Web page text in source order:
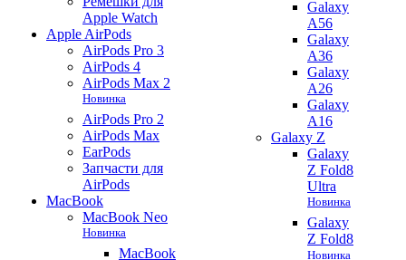
Apple Watch
Apple AirPods
AirPods Pro 3
AirPods 4
AirPods Max 2
Новинка
AirPods Pro 2
AirPods Max
EarPods
Запчасти для
AirPods
MacBook
MacBook Neo
Новинка
MacBook
Galaxy
A56
Galaxy
A36
Galaxy
A26
Galaxy
A16
Galaxy Z
Galaxy
Z Fold8
Ultra
Новинка
Galaxy
Z Fold8
Новинка